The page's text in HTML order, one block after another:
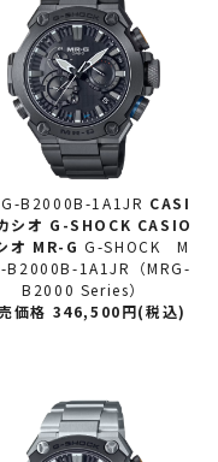
B2000B-1A1JR CASI
シオ G-SHOCK CASIO
オ MR-GG-SHOCK M
B2000B-1A1JR（MRG-
B2000 Series）
価格 346,500円(税込)